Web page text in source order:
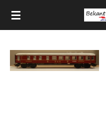
Ga
direct
hoofdinhoud